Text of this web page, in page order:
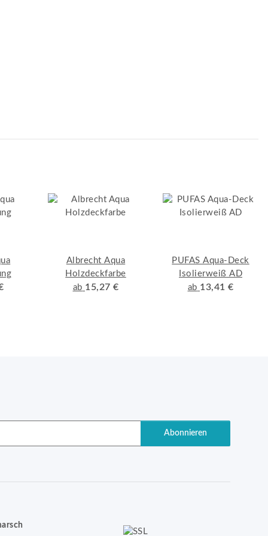
Albrecht Aqua
Holzdeckfarbe
ab 15,27 €
PUFAS Aqua-Deck
Isolierweiß AD
ab 13,41 €
Abonnieren